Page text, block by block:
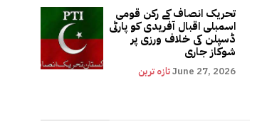
تحریک انصاف کے رکن قومی
اسمبلی اقبال آفریدی کو پارٹی
ڈسپلن کی خلاف ورزی پر
شوکاز جاری
تازہ ترینJune 27, 2026